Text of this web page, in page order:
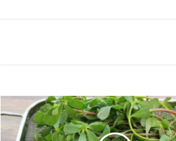
Semizotu
Yemeği